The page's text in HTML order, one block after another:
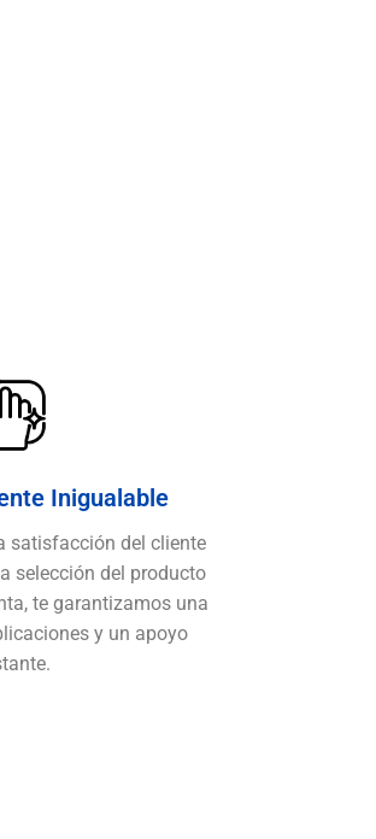
Inigualable
satisfacción del cliente
selección del producto
te garantizamos una
y un apoyo